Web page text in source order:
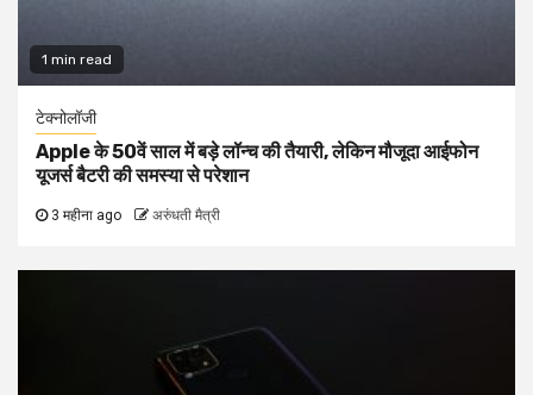
1 min read
टेक्नोलॉजी
Apple के 50वें साल में बड़े लॉन्च की तैयारी, लेकिन मौजूदा आईफोन
यूजर्स बैटरी की समस्या से परेशान
3 महीना ago अरुंधती मैत्री